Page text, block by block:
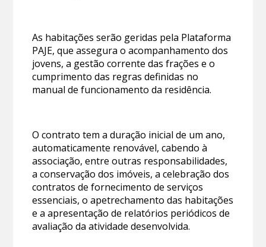
As habitações serão geridas pela Plataforma
PAJE, que assegura o acompanhamento dos
jovens, a gestão corrente das frações e o
cumprimento das regras definidas no
manual de funcionamento da residência.
O contrato tem a duração inicial de um ano,
automaticamente renovável, cabendo à
associação, entre outras responsabilidades,
a conservação dos imóveis, a celebração dos
contratos de fornecimento de serviços
essenciais, o apetrechamento das habitações
e a apresentação de relatórios periódicos de
avaliação da atividade desenvolvida.